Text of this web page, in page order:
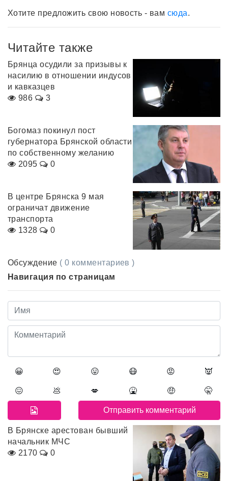
Хотите предложить свою новость - вам сюда.
Читайте также
Брянца осудили за призывы к
насилию в отношении индусов
и кавказцев
986
3
Богомаз покинул пост
губернатора Брянской области
по собственному желанию
2095
0
В центре Брянска 9 мая
ограничат движение
транспорта
1328
0
Обсуждение ( 0 комментариев )
Навигация по страницам
😀 😍 😛 😷 😡 👿
😖 💩 💋 🤮 🤑 🤫
В Брянске арестован бывший
начальник МЧС
2170
0